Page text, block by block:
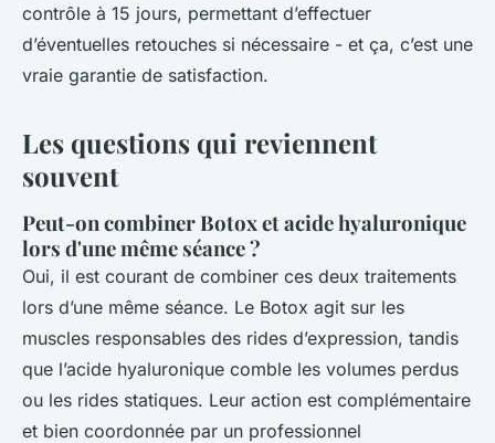
contrôle à 15 jours, permettant d’effectuer
d’éventuelles retouches si nécessaire - et ça, c’est une
vraie garantie de satisfaction.
Les questions qui reviennent
souvent
Peut-on combiner Botox et acide hyaluronique
lors d'une même séance ?
Oui, il est courant de combiner ces deux traitements
lors d’une même séance. Le Botox agit sur les
muscles responsables des rides d’expression, tandis
que l’acide hyaluronique comble les volumes perdus
ou les rides statiques. Leur action est complémentaire
et bien coordonnée par un professionnel